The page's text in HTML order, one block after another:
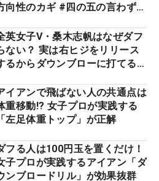
向性のカギ #四の五の言わず振
英女子V・桑木志帆はなぜダフ
ない？ 実は右ヒジをリリース
るからダウンブローに打てる #
イアンで飛ばない人の共通点は
重移動!? 女子プロが実践する
「左足体重トップ」が正解
フる人は100円玉を置くだけ！
子プロが実践するアイアン「ダ
ンブロードリル」が効果抜群